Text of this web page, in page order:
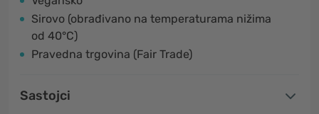
Sirovo (obrađivano na temperaturama nižima
od 40°C)
Pravedna trgovina (Fair Trade)
Sastojci